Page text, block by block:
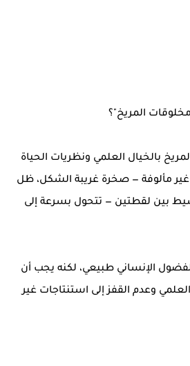
المريخ"؟
بالخيال العلمي ونظريات الحياة
مألوفة — صخرة غريبة الشكل، ظل
بين لقطتين — تتحول بسرعة إلى
الإنساني طبيعي، لكنه يجب أن
وعدم القفز إلى استنتاجات غير